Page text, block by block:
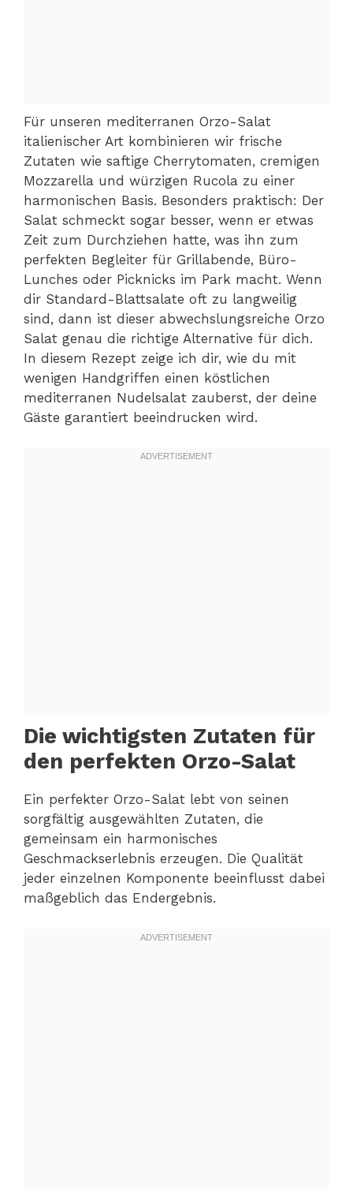
Für unseren mediterranen Orzo-Salat
italienischer Art kombinieren wir frische
Zutaten wie saftige Cherrytomaten, cremigen
Mozzarella und würzigen Rucola zu einer
harmonischen Basis. Besonders praktisch: Der
Salat schmeckt sogar besser, wenn er etwas
Zeit zum Durchziehen hatte, was ihn zum
perfekten Begleiter für Grillabende, Büro-
Lunches oder Picknicks im Park macht. Wenn
dir Standard-Blattsalate oft zu langweilig
sind, dann ist dieser abwechslungsreiche Orzo
Salat genau die richtige Alternative für dich.
In diesem Rezept zeige ich dir, wie du mit
wenigen Handgriffen einen köstlichen
mediterranen Nudelsalat zauberst, der deine
Gäste garantiert beeindrucken wird.
Die wichtigsten Zutaten für
den perfekten Orzo-Salat
Ein perfekter Orzo-Salat lebt von seinen
sorgfältig ausgewählten Zutaten, die
gemeinsam ein harmonisches
Geschmackserlebnis erzeugen. Die Qualität
jeder einzelnen Komponente beeinflusst dabei
maßgeblich das Endergebnis.